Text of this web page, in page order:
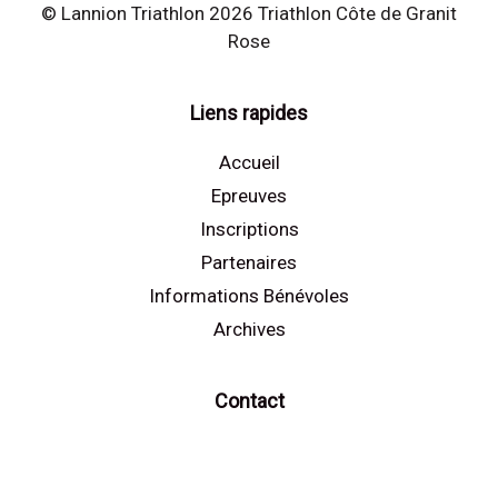
© Lannion Triathlon 2026 Triathlon Côte de Granit
Rose
Liens rapides
Accueil
Epreuves
Inscriptions
Partenaires
Informations Bénévoles
Archives
Contact